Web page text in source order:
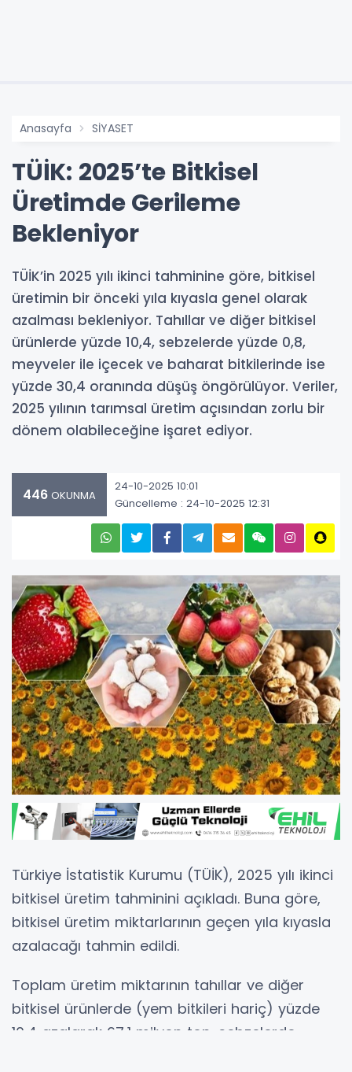
Anasayfa SİYASET
TÜİK: 2025’te Bitkisel
Üretimde Gerileme
Bekleniyor
TÜİK’in 2025 yılı ikinci tahminine göre, bitkisel
üretimin bir önceki yıla kıyasla genel olarak
azalması bekleniyor. Tahıllar ve diğer bitkisel
ürünlerde yüzde 10,4, sebzelerde yüzde 0,8,
meyveler ile içecek ve baharat bitkilerinde ise
yüzde 30,4 oranında düşüş öngörülüyor. Veriler,
2025 yılının tarımsal üretim açısından zorlu bir
dönem olabileceğine işaret ediyor.
446 OKUNMA
24-10-2025 10:01
Güncelleme : 24-10-2025 12:31
Türkiye İstatistik Kurumu (TÜİK), 2025 yılı ikinci
bitkisel üretim tahminini açıkladı. Buna göre,
bitkisel üretim miktarlarının geçen yıla kıyasla
azalacağı tahmin edildi.
Toplam üretim miktarının tahıllar ve diğer
bitkisel ürünlerde (yem bitkileri hariç) yüzde
10,4 azalarak 67,1 milyon ton, sebzelerde